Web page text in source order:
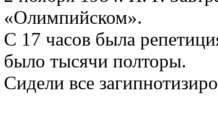
«Олимпийском».
С 17 часов была
было тысячи полторы.
Сидели все